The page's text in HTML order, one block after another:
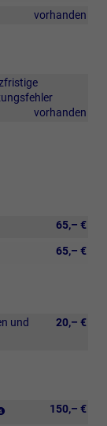
vorhanden
vorhanden
65,– €
65,– €
20,– €
und
150,– €